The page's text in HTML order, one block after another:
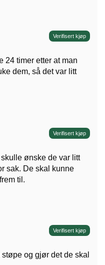
Verifisert kjøp
24 timer etter at man
dem, så det var litt
Verifisert kjøp
ønske de var litt
sak. De skal kunne
til.
Verifisert kjøp
og gjør det de skal